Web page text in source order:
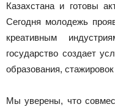
Казахстана и готовы
Сегодня молодежь
креативным
государство создает
образования,
Мы уверены, что